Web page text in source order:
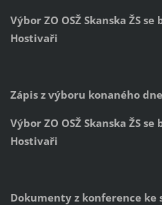
Výbor ZO OSŽ Skanska ŽS
Hostivaři
Zápis z výboru konaného
Výbor ZO OSŽ Skanska ŽS
Hostivaři
Dokumenty z konference ke